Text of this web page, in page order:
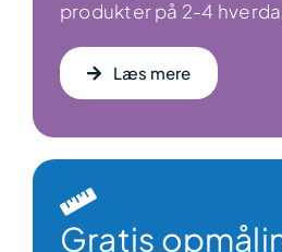
produkter på 2-4
Læs mere
Gratis